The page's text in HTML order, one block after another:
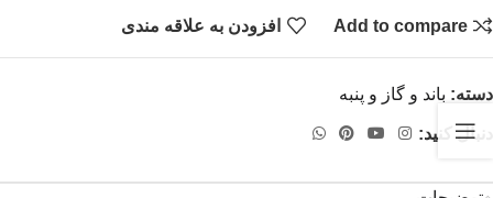
Add to compare افزودن به علاقه مندی
دسته: باند و گاز و پنبه
دنبال کنید: